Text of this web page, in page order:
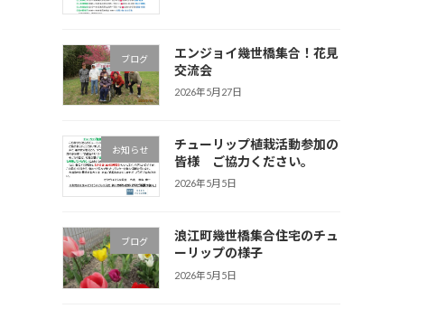
ブログ
エンジョイ幾世橋集合！花見
交流会
2026年5月27日
お知らせ
チューリップ植栽活動参加の
皆様 ご協力ください。
2026年5月5日
ブログ
浪江町幾世橋集合住宅のチュ
ーリップの様子
2026年5月5日